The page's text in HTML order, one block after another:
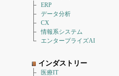
ERP
データ分析
CX
情報系システム
エンタープライズAI
インダストリー
医療IT